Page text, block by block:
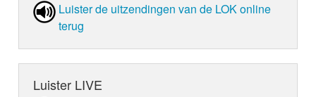
Luister de uit­zen­din­gen van de LOK online
terug
Luister LIVE